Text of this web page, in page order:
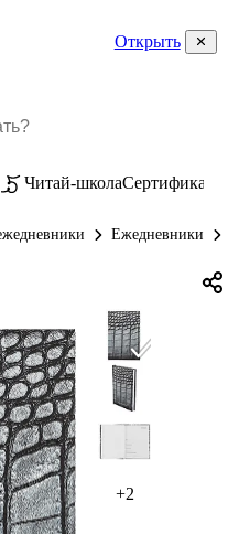
Открыть
Читай-школаСертификаты
Ежедневники
+2